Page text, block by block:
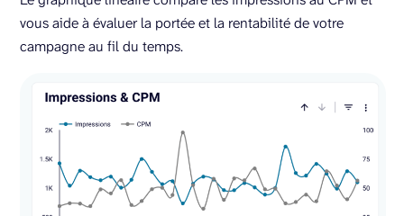
vous aide à évaluer la portée et la rentabilité de votre
campagne au fil du temps.